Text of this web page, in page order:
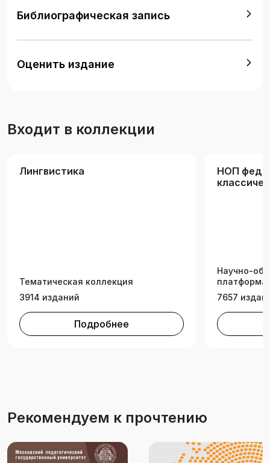
Справочник предназначен для студентов-
язык».
Библиографическая запись
Оценить издание
Входит в коллекции
Лингвистика
Тематическая коллекция
3914 изданий
Подробнее
НОП
Научно-
платформа
7657
Рекомендуем к прочтению